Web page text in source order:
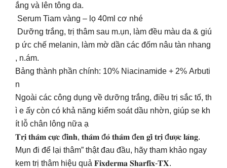
ắng và lên tông da.
Serum Tiam vàng – lọ 40ml cơ nhé
Dưỡng trắng, trị thâm sau m.ụn, làm đều màu da & giú
p ức chế melanin, làm mờ dần các đốm nâu tàn nhang
, n.ám.
Bảng thành phần chính: 10% Niacinamide + 2% Arbuti
n
Ngoài các công dụng về dưỡng trắng, điều trị sắc tố, th
ì e ấy còn có khả năng kiểm soát dầu nhờn, giúp se kh
ít lỗ chân lông nữa ạ
𝐓𝐫𝐢̣ 𝐭𝐡𝐚̂𝐦 𝐜𝐮̛̣𝐜 đ𝐢̉𝐧𝐡, 𝐭𝐡𝐚̂𝐦 đ𝐨̉ 𝐭𝐡𝐚̂𝐦 đ𝐞𝐧 𝐠𝐢̀ 𝐭𝐫𝐢̣ đ𝐮̛𝐨̛̣𝐜 𝐥𝐚́𝐧𝐠.
Mụn đi để lại thâm” thật đau đầu, hãy tham khảo ngay
kem trị thâm hiệu quả 𝐅𝐢𝐱𝐝𝐞𝐫𝐦𝐚 𝐒𝐡𝐚𝐫𝐟𝐢𝐱-𝐓𝐗.